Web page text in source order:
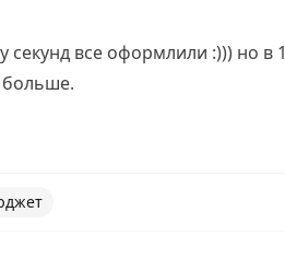
секунд все оформлили :))) но в
больше.